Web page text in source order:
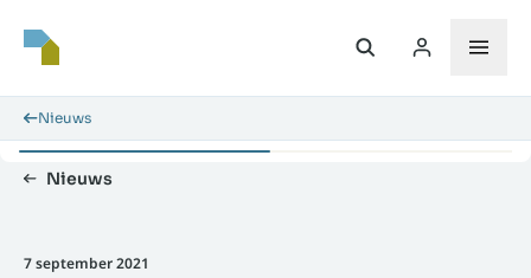
Nieuws
Nieuws
7 september 2021